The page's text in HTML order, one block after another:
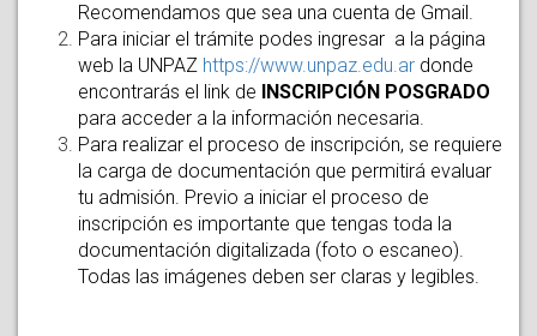
Recomendamos que sea una cuenta de Gmail.
Para iniciar el trámite podes ingresar a la página
web la UNPAZ https://www.unpaz.edu.ar donde
encontrarás el link de INSCRIPCIÓN POSGRADO
para acceder a la información necesaria.
Para realizar el proceso de inscripción, se requiere
la carga de documentación que permitirá evaluar
tu admisión. Previo a iniciar el proceso de
inscripción es importante que tengas toda la
documentación digitalizada (foto o escaneo).
Todas las imágenes deben ser claras y legibles.